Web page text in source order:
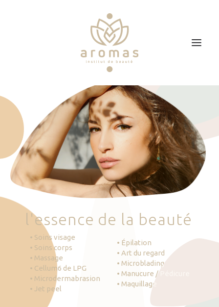
Soins
Je veux faire un bon cadeau
Plan d’accès
Prendre RDV
'essence de la beauté
• Soins visage
• Soins corps
• Massage
• Cellum6 de LPG
• Microdermabrasion
• Jet peel
• Épilation
• Art du regard
• Microblading
• Manucure / Pédicure
• Maquillage